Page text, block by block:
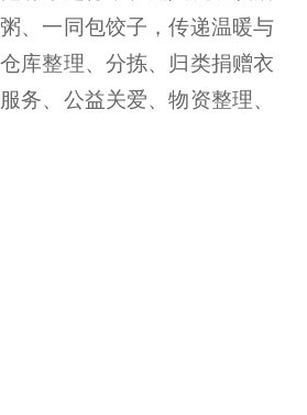
、一同包饺子，传递温暖与
库整理、分拣、归类捐赠衣
务、公益关爱、物资整理、